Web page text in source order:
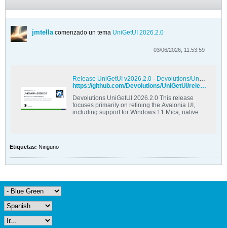
jmtellacomenzado un tema UniGetUI 2026.2.0
03/06/2026, 11:53:59
Release UniGetUI v2026.2.0 · Devolutions/UniGetUI
https://github.com/Devolutions/UniGetUI/releases/tag/v2026.2.0
Devolutions UniGetUI 2026.2.0 This release
focuses primarily on refining the Avalonia UI,
including support for Windows 11 Mica, native
Etiquetas: Ninguno